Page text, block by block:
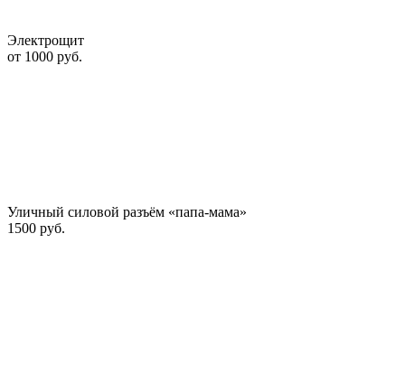
Электрощит
от 1000 руб.
Уличный силовой разъём «папа-мама»
1500 руб.